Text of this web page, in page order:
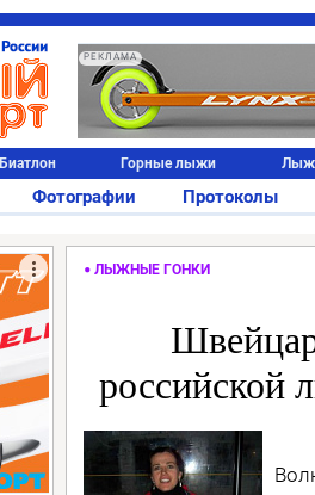
РЕКЛАМА
Биатлон Горные лыжи
Фотографии Протоколы
ЛЫЖНЫЕ ГОНКИ
российской